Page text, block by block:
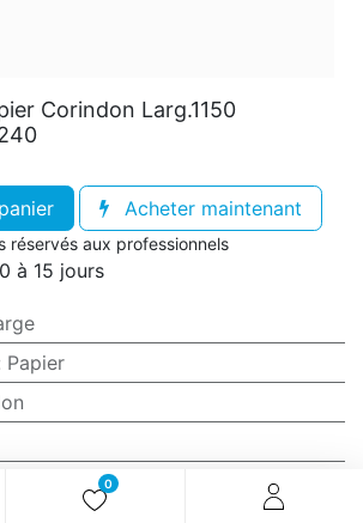
0
Corindon Larg.1150
Acheter maintenant
réservés aux professionnels
à 15 jours
Papier
Non (standard)